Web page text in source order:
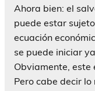
Ahora bien: el
puede estar
ecuación
se puede iniciar
Obviamente, este
Pero cabe decir